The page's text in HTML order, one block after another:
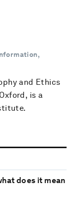
and Ethics
is a
does it mean